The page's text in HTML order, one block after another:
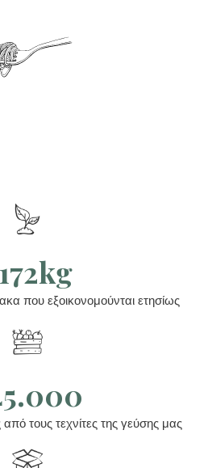
που εξοικονομούνται ετησίως
τους τεχνίτες της γεύσης μας